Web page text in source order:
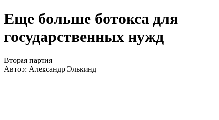
Еще больше ботокса для
государственных нужд
Вторая партия
Автор: Александр Элькинд